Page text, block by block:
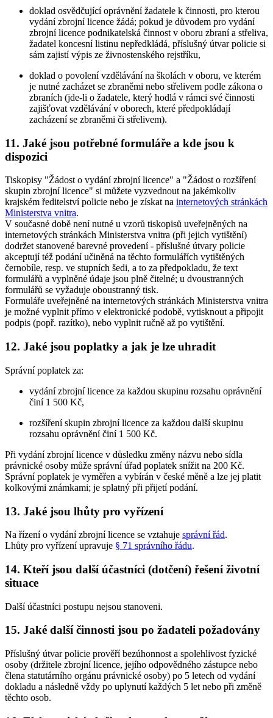
doklad osvědčující oprávnění žadatele k činnosti, pro kterou
vydání zbrojní licence žádá; pokud je důvodem pro vydání
zbrojní licence podnikatelská činnost v oboru zbraní a střeliva,
žadatel koncesní listinu nepředkládá, příslušný útvar policie si
sám zajistí výpis ze živnostenského rejstříku,
doklad o povolení vzdělávání na školách v oboru, ve kterém
je nutné zacházet se zbraněmi nebo střelivem podle zákona o
zbraních (jde-li o žadatele, který hodlá v rámci své činnosti
zajišťovat vzdělávání v oborech, které předpokládají
zacházení se zbraněmi či střelivem).
11. Jaké jsou potřebné formuláře a kde jsou k
dispozici
Tiskopisy "Žádost o vydání zbrojní licence" a "Žádost o rozšíření
skupin zbrojní licence" si můžete vyzvednout na jakémkoliv
krajském ředitelství policie nebo je získat na internetových stránkách
Ministerstva vnitra.
V současné době není nutné u vzorů tiskopisů uveřejněných na
internetových stránkách Ministerstva vnitra (při jejich vytištění)
dodržet stanovené barevné provedení - příslušné útvary policie
akceptují též podání učiněná na těchto formulářích vytištěných
černobíle, resp. ve stupních šedi, a to za předpokladu, že text
formulářů a vyplněné údaje jsou plně čitelné; u dvoustranných
formulářů se vyžaduje oboustranný tisk.
Formuláře uveřejněné na internetových stránkách Ministerstva vnitra
je možné vyplnit přímo v elektronické podobě, vytisknout a připojit
podpis (popř. razítko), nebo vyplnit ručně až po vytištění.
12. Jaké jsou poplatky a jak je lze uhradit
Správní poplatek za:
vydání zbrojní licence za každou skupinu rozsahu oprávnění
činí 1 500 Kč,
rozšíření skupin zbrojní licence za každou další skupinu
rozsahu oprávnění činí 1 500 Kč.
Při vydání zbrojní licence v důsledku změny názvu nebo sídla
právnické osoby může správní úřad poplatek snížit na 200 Kč.
Správní poplatek je vyměřen a vybírán v české měně a lze jej platit
kolkovými známkami; je splatný při přijetí podání.
13. Jaké jsou lhůty pro vyřízení
Na řízení o vydání zbrojní licence se vztahuje správní řád.
Lhůty pro vyřízení upravuje § 71 správního řádu.
14. Kteří jsou další účastníci (dotčení) řešení životní
situace
Další účastníci postupu nejsou stanoveni.
15. Jaké další činnosti jsou po žadateli požadovány
Příslušný útvar policie prověří bezúhonnost a spolehlivost fyzické
osoby (držitele zbrojní licence, jejího odpovědného zástupce nebo
člena statutárního orgánu právnické osoby) po 5 letech od vydání
dokladu a následně vždy po uplynutí každých 5 let nebo při změně
těchto osob.